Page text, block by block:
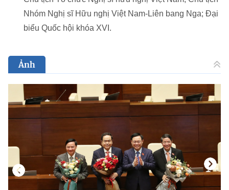
Nhóm Nghị sĩ Hữu nghị Việt Nam-Liên bang Nga; Đại
biểu Quốc hội khóa XVI.
Ảnh